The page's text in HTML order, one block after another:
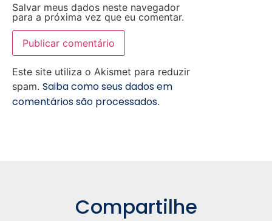
Salvar meus dados neste navegador
para a próxima vez que eu comentar.
Este site utiliza o Akismet para reduzir
spam. Saiba como seus dados em
comentários são processados.
Compartilhe